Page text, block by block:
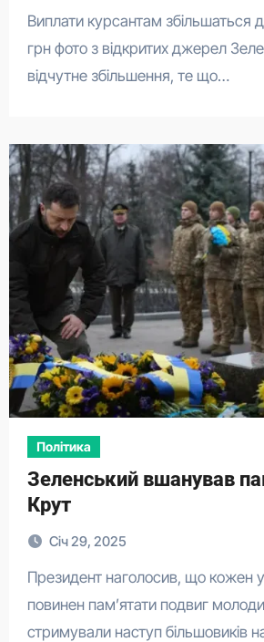
Виплати курсантам збільшаться до понад 20 тис.
грн фото з відкритих джерел
відчутне збільшення, те що…
Політика
Зеленський вшанував
Крут
Січ 29, 2025
Президент наголосив, що кожен українець
повинен пам’ятати подвиг
стримували наступ більшовиків